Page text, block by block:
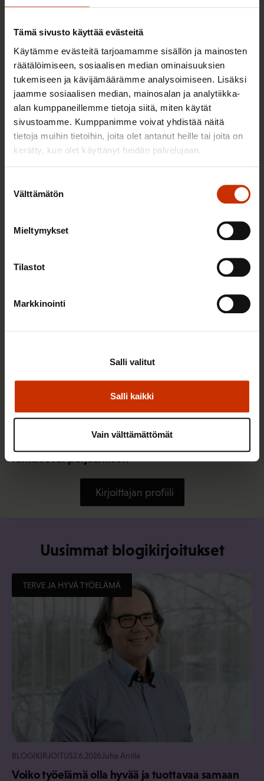
Tämä sivusto käyttää evästeitä
Käytämme evästeitä tarjoamamme sisällön ja mainosten
räätälöimiseen, sosiaalisen median ominaisuuksien
tukemiseen ja kävijämäärämme analysoimiseen. Lisäksi
jaamme sosiaalisen median, mainosalan ja analytiikka-
alan kumppaneillemme tietoja siitä, miten käytät
sivustoamme. Kumppanimme voivat yhdistää näitä
tietoja muihin tietoihin, joita olet antanut heille tai joita on
kerätty, kun olet käyttänyt heidän palvelujaan.
valinta
Välttämätön
Mieltymykset
Tilastot
Markkinointi
Salli kaikki
Salli valitut
Vain välttämättömät
22.12.2016Mikko Koskinen
ratkaisevat pärjäämisen
Kirjoittajan profiili
Uusimmat blogikirjoitukset
TERVE JA HYVÄ TYÖELÄMÄ
BLOGIKIRJOITUS2.6.2026 Juha Antila
Voiko työelämä olla hyvää ja tuottavaa samaan